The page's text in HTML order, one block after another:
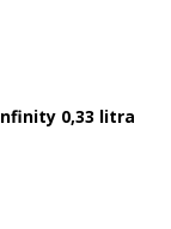
0,33 litra